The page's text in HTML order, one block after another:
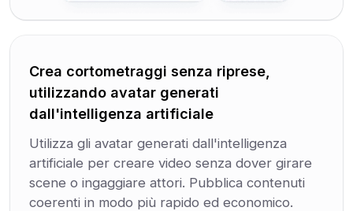
Crea cortometraggi senza riprese,
utilizzando avatar generati
dall'intelligenza artificiale
Utilizza gli avatar generati dall'intelligenza
artificiale per creare video senza dover girare
scene o ingaggiare attori. Pubblica contenuti
coerenti in modo più rapido ed economico.